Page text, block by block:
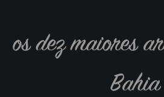
os dez maiores
Bahia